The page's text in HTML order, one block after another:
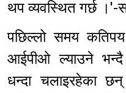
थप व्यवस्थित गर्छ ।'-
पछिल्लो समय
आईपीओ ल्याउने
धन्दा चलाइरहेका